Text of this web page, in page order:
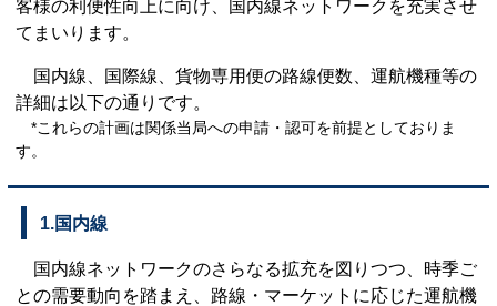
客様の利便性向上に向け、国内線ネットワークを充実させ
てまいります。
国内線、国際線、貨物専用便の路線便数、運航機種等の
詳細は以下の通りです。
*これらの計画は関係当局への申請・認可を前提としておりま
す。
1.国内線
国内線ネットワークのさらなる拡充を図りつつ、時季ご
との需要動向を踏まえ、路線・マーケットに応じた運航機